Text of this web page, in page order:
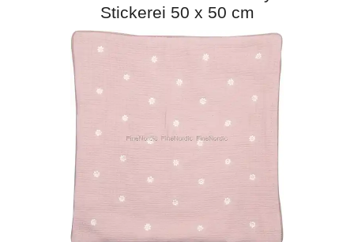
Stickerei 50 x 50 cm